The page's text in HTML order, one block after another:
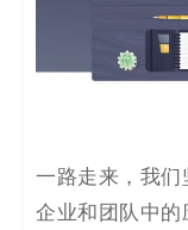
一路走来，我们
企业和团队中的